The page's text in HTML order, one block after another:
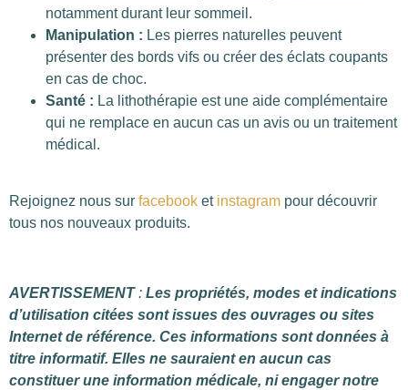
notamment durant leur sommeil.
Manipulation : Les pierres naturelles peuvent
présenter des bords vifs ou créer des éclats coupants
en cas de choc.
Santé : La lithothérapie est une aide complémentaire
qui ne remplace en aucun cas un avis ou un traitement
médical.
Rejoignez nous sur facebook et instagram pour découvrir
tous nos nouveaux produits.
AVERTISSEMENT: Les propriétés, modes et indications
d’utilisation citées sont issues des ouvrages ou sites
Internet de référence. Ces informations sont données à
titre informatif. Elles ne sauraient en aucun cas
constituer une information médicale, ni engager notre